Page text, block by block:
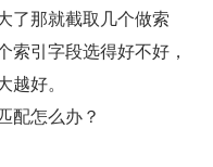
了那就截取几个做索
索引字段选得好不好，
好。
配怎么办？